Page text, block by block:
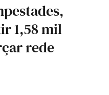
1,58 mil
rede